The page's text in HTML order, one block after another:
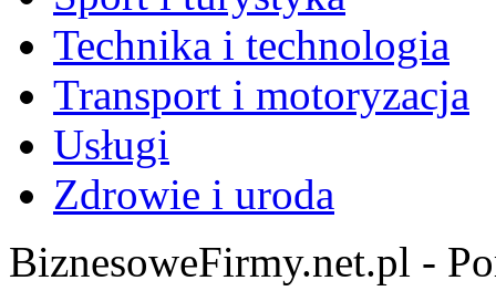
Technika i technologia
Transport i motoryzacja
Usługi
Zdrowie i uroda
BiznesoweFirmy.net.pl -